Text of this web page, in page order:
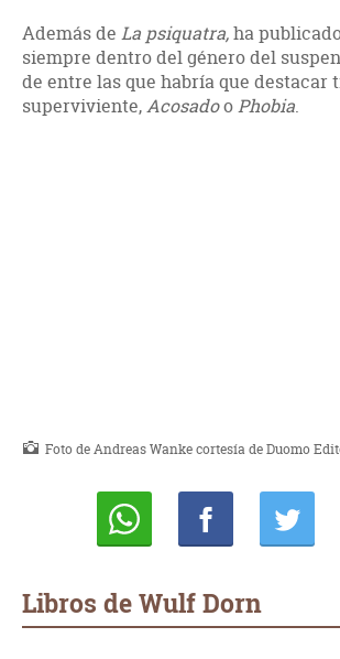
Además de La psiquatra,ha
siempre dentro del género del
de entre las que habría que destacar
superviviente,AcosadooPhobia.
Foto de Andreas Wanke cortesía de Duomo
Libros de Wulf Dorn